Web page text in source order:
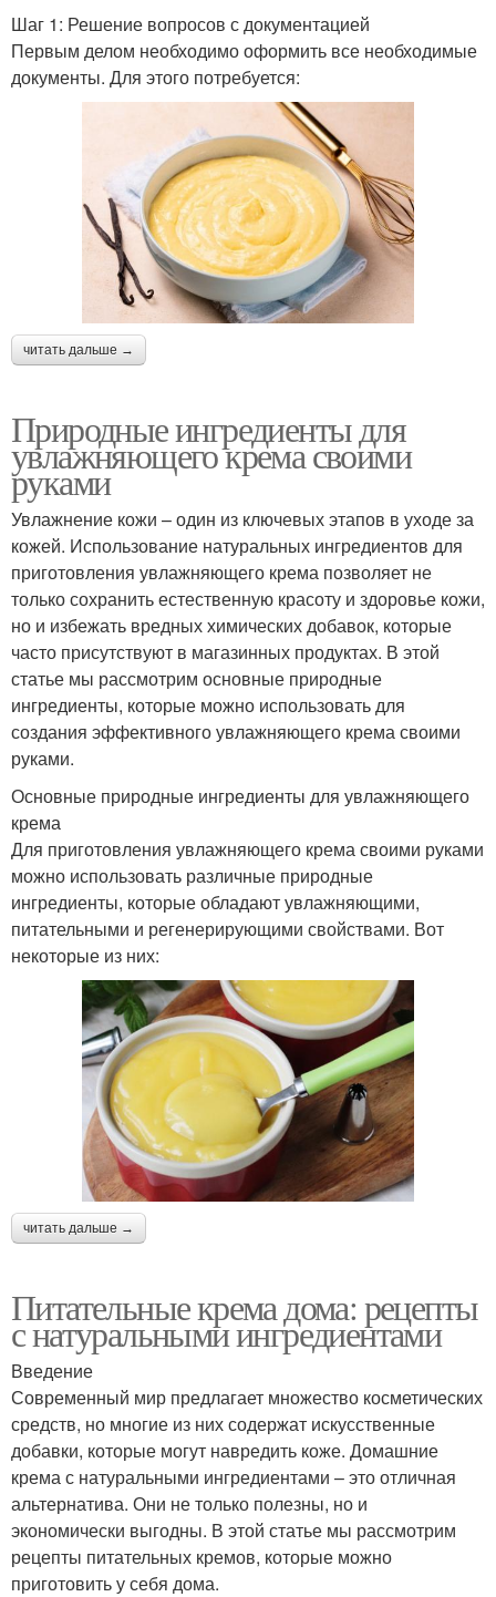
Шаг 1: Решение вопросов с документацией
Первым делом необходимо оформить все необходимые
документы. Для этого потребуется:
читать дальше →
Природные ингредиенты для
увлажняющего крема своими
руками
Увлажнение кожи – один из ключевых этапов в уходе за
кожей. Использование натуральных ингредиентов для
приготовления увлажняющего крема позволяет не
только сохранить естественную красоту и здоровье кожи,
но и избежать вредных химических добавок, которые
часто присутствуют в магазинных продуктах. В этой
статье мы рассмотрим основные природные
ингредиенты, которые можно использовать для
создания эффективного увлажняющего крема своими
руками.
Основные природные ингредиенты для увлажняющего
крема
Для приготовления увлажняющего крема своими руками
можно использовать различные природные
ингредиенты, которые обладают увлажняющими,
питательными и регенерирующими свойствами. Вот
некоторые из них:
читать дальше →
Питательные крема дома: рецепты
с натуральными ингредиентами
Введение
Современный мир предлагает множество косметических
средств, но многие из них содержат искусственные
добавки, которые могут навредить коже. Домашние
крема с натуральными ингредиентами – это отличная
альтернатива. Они не только полезны, но и
экономически выгодны. В этой статье мы рассмотрим
рецепты питательных кремов, которые можно
приготовить у себя дома.